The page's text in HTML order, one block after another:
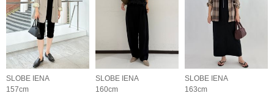
SLOBE IENA
157cm
SLOBE IENA
160cm
SLOBE IENA
163cm